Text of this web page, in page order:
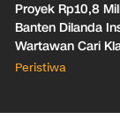
Proyek Rp10,8
Banten Dilanda
Wartawan Cari
Malah Diblokir!
Peristiwa